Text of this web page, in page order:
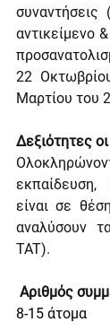
συναντήσεις
αντικείμενο
22
Μαρτίου του
Δεξιότητες
είναι σε
αναλύσουν
TAT).
Αριθμός
8-15 άτομα